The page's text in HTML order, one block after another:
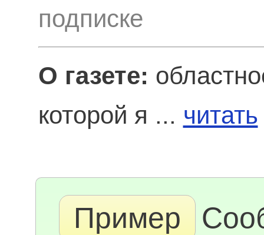
подписке
О газете:
которой я ... читать
Пример